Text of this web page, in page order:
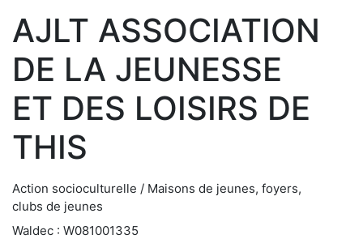
AJLT ASSOCIATION
DE LA JEUNESSE
ET DES LOISIRS DE
THIS
Action socioculturelle / Maisons de jeunes, foyers,
clubs de jeunes
Waldec : W081001335